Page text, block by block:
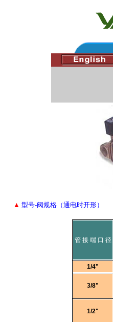
▲ 型号-阀规格（通电时开形）
管 接 端 口 径
1/4"
3/8"
1/2"